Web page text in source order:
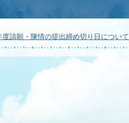
度請願・陳情の提出締め切り日について